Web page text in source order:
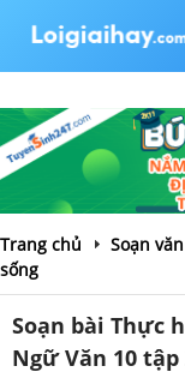
Trang chủ
Soạn
sống
Soạn bài Thực
Ngữ Văn 10